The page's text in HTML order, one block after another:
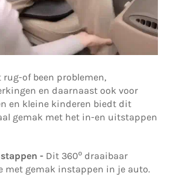
rug-of been problemen,
en daarnaast ook voor
en kleine kinderen biedt dit
gemak met het in-en uitstappen
- Dit 360º draaibaar
met gemak instappen in je auto.